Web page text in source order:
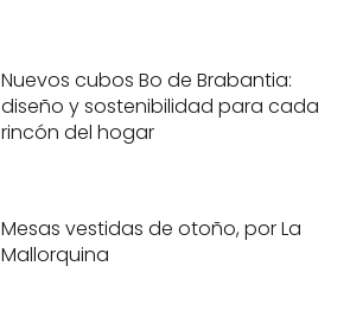
Nuevos cubos Bo de Brabantia:
diseño y sostenibilidad para cada
rincón del hogar
Mesas vestidas de otoño, por La
Mallorquina